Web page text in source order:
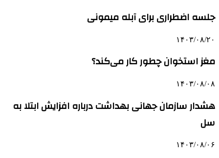
جلسه اضطراری برای آبله میمونی
۱۴۰۳/۰۸/۲۰
مغز استخوان چطور کار می‌کند؟
۱۴۰۳/۰۸/۰۸
هشدار سازمان جهانی بهداشت درباره افزایش ابتلا به
سل
۱۴۰۳/۰۸/۰۶